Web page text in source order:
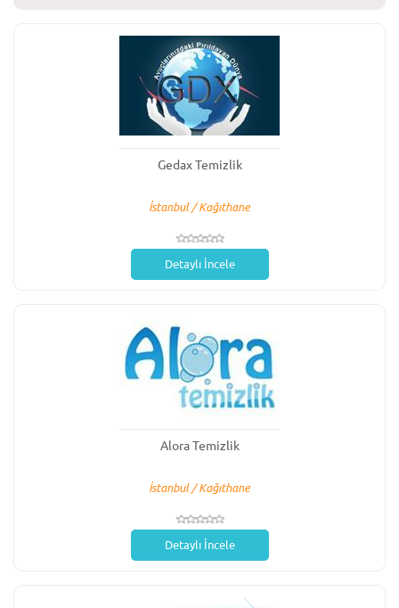
Gedax Temizlik
İstanbul / Kağıthane
Detaylı İncele
Alora Temizlik
İstanbul / Kağıthane
Detaylı İncele